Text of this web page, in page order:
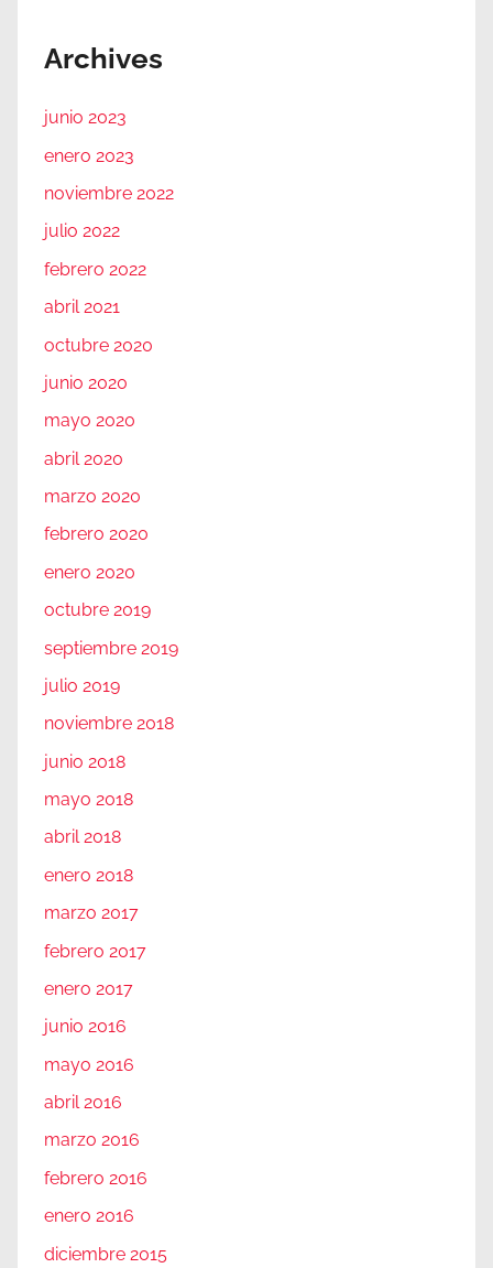
Archives
junio 2023
enero 2023
noviembre 2022
julio 2022
febrero 2022
abril 2021
octubre 2020
junio 2020
mayo 2020
abril 2020
marzo 2020
febrero 2020
enero 2020
octubre 2019
septiembre 2019
julio 2019
noviembre 2018
junio 2018
mayo 2018
abril 2018
enero 2018
marzo 2017
febrero 2017
enero 2017
junio 2016
mayo 2016
abril 2016
marzo 2016
febrero 2016
enero 2016
diciembre 2015